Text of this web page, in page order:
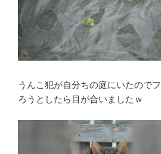
うんこ犯が自分ちの庭にいたので
ろうとしたら目が合いましたｗ